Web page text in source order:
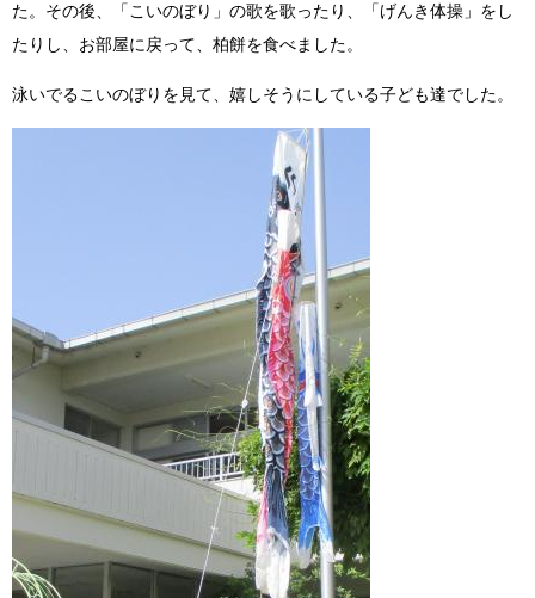
た。その後、「こいのぼり」の歌を歌ったり、「げんき体操」をし
たりし、お部屋に戻って、柏餅を食べました。
泳いでるこいのぼりを見て、嬉しそうにしている子ども達でした。